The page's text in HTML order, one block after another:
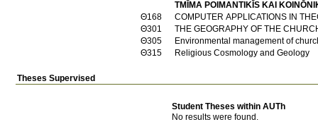
TMĪMA POIMANTIKĪS KAI
Θ168
COMPUTER APPLICATIONS IN
Θ301
THE GEOGRAPHY OF THE
Θ305
Environmental management of
Θ315
Religious Cosmology and Geology
Theses Supervised
Student Theses within AUTh
No results were found.